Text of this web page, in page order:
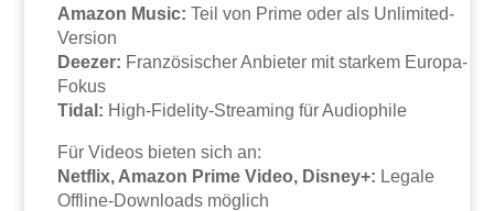
Amazon Music: Teil von Prime oder als Unlimited-
Version
Deezer: Französischer Anbieter mit starkem Europa-
Fokus
Tidal: High-Fidelity-Streaming für Audiophile
Für Videos bieten sich an:
Netflix, Amazon Prime Video, Disney+: Legale
Offline-Downloads möglich